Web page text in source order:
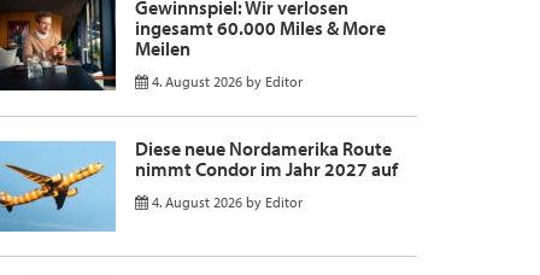
Gewinnspiel: Wir verlosen
ingesamt 60.000 Miles & More
Meilen
4. August 2026 by Editor
Diese neue Nordamerika Route
nimmt Condor im Jahr 2027 auf
4. August 2026 by Editor